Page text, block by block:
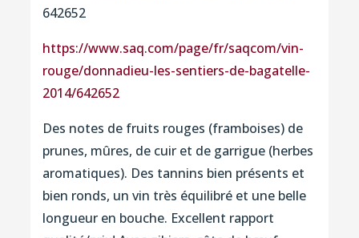
642652
https://www.saq.com/page/fr/saqcom/vin-
rouge/donnadieu-les-sentiers-de-bagatelle-
2014/642652
Des notes de fruits rouges (framboises) de
prunes, mûres, de cuir et de garrigue (herbes
aromatiques). Des tannins bien présents et
bien ronds, un vin très équilibré et une belle
longueur en bouche. Excellent rapport